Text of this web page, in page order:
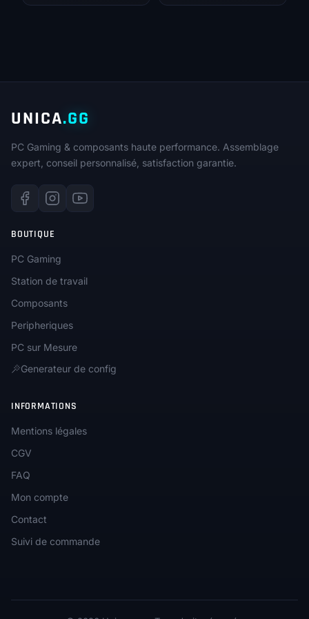
UNICA.GG
PC Gaming & composants haute performance. Assemblage
expert, conseil personnalisé, satisfaction garantie.
BOUTIQUE
PC Gaming
Station de travail
Composants
Peripheriques
PC sur Mesure
Generateur de config
INFORMATIONS
Mentions légales
CGV
FAQ
Mon compte
Contact
Suivi de commande